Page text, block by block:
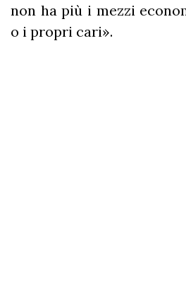
non ha più i mezzi
o i propri cari».